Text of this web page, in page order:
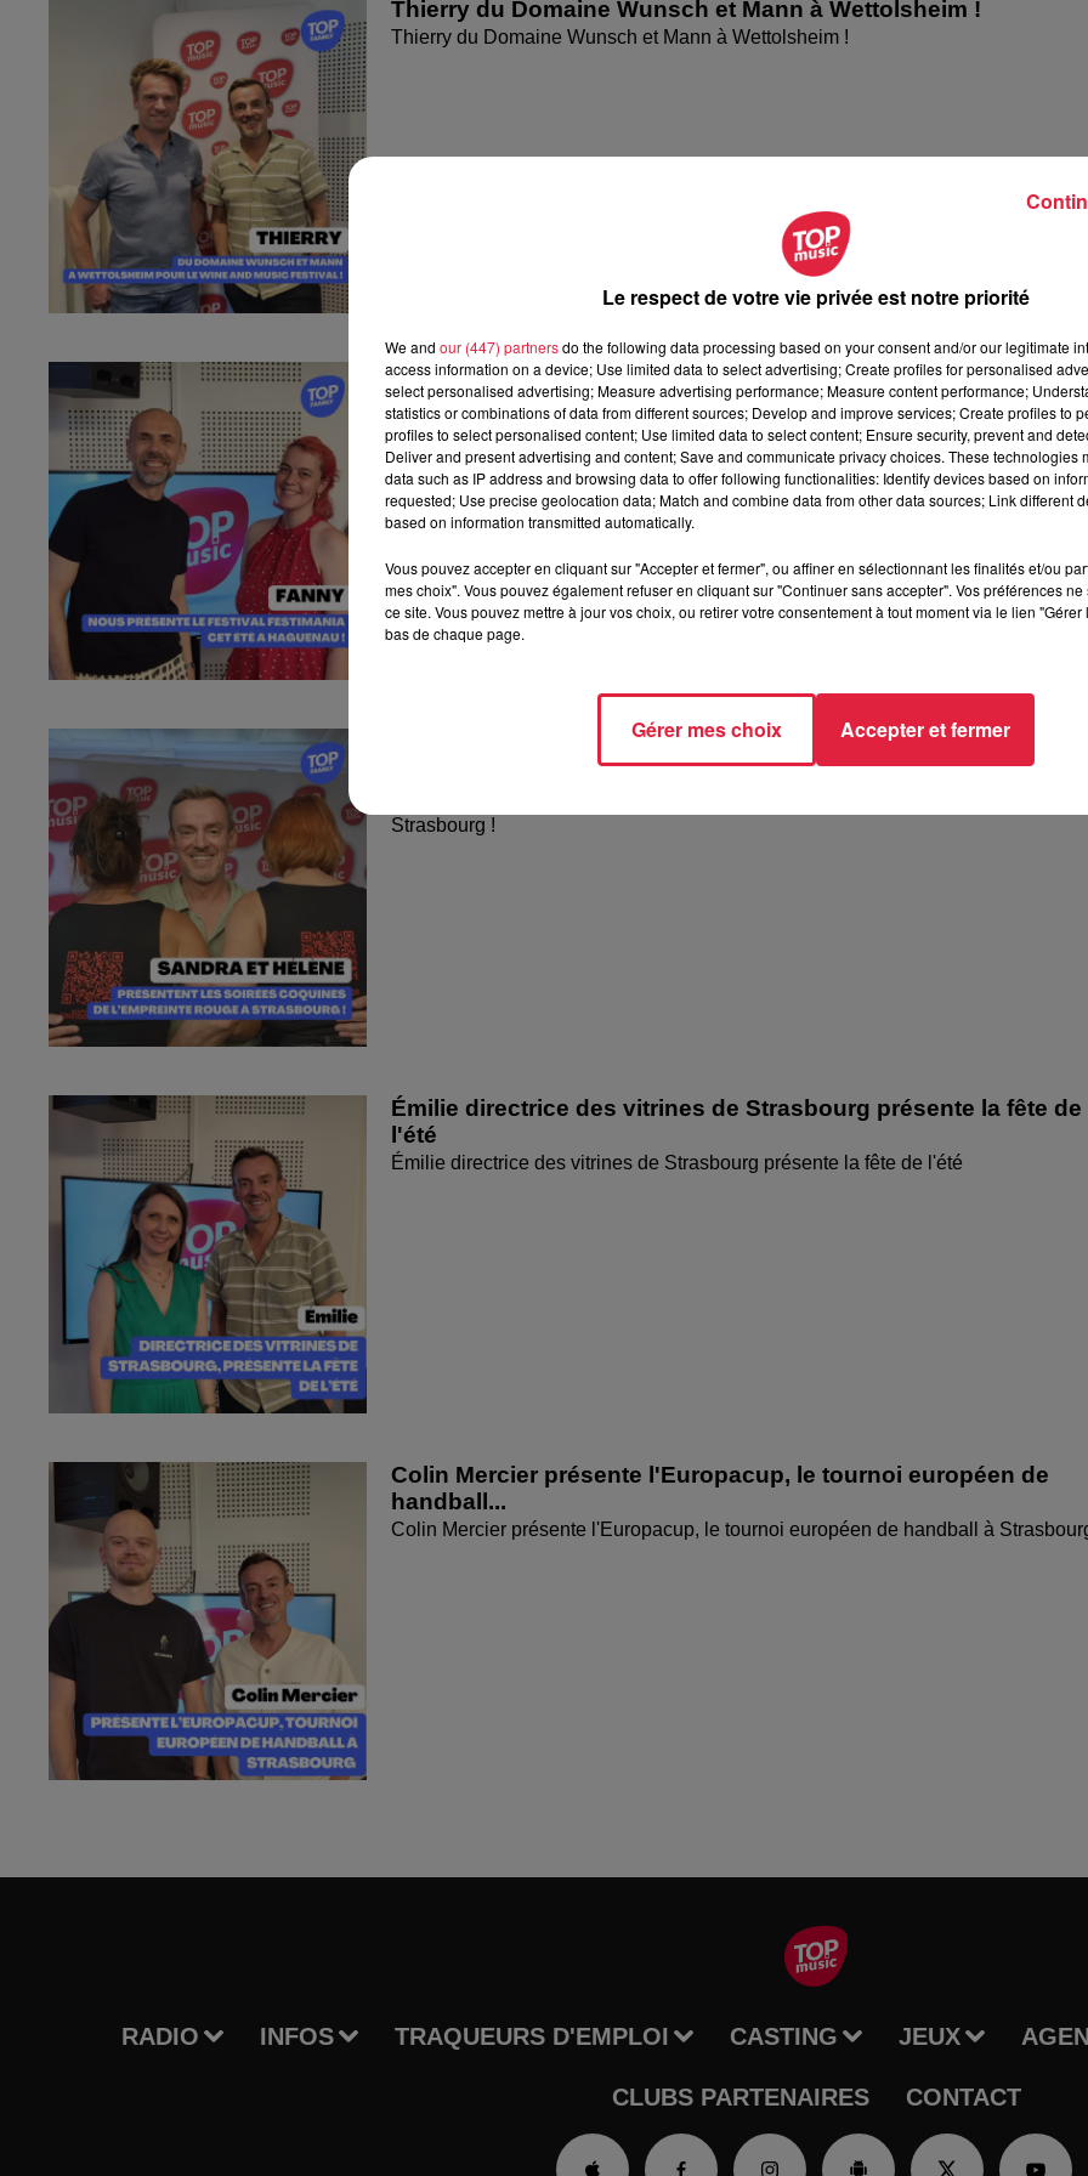
Thierry du Domaine Wunsch et Mann à Wettolsheim !
Thierry du Domaine Wunsch et Mann à Wettolsheim !
Fanny nous présente le festival Festimania !
Fanny nous présente le festival Festimania !
Sandra et Estelle présentent les soirées coquines de
Strasbourg !
Émilie directrice des vitrines de Strasbourg présente la fête de
l'été
Émilie directrice des vitrines de Strasbourg présente la fête de l'été
Colin Mercier présente l'Europacup, le tournoi européen de
handball...
Colin Mercier présente l'Europacup, le tournoi européen de handball à
RADIO INFOS TRAQUEURS D'EMPLOI CASTING JEUX
CLUBS PARTENAIRES CONTACT
Le respect de votre vie privée est notre priorité
We and our (447) partnersdo the following data processing based on your consent and/or our legitimate
access information on a device; Use limited data to select advertising; Create profiles for personalised
select personalised advertising; Measure advertising performance; Measure content performance;
statistics or combinations of data from different sources; Develop and improve services; Create profiles to
profiles to select personalised content; Use limited data to select content; Ensure security, prevent and
Deliver and present advertising and content; Save and communicate privacy choices. These technologies
data such as IP address and browsing data to offer following functionalities: Identify devices based on
requested; Use precise geolocation data; Match and combine data from other data sources; Link different
based on information transmitted automatically.
Vous pouvez accepter en cliquant sur "Accepter et fermer", ou affiner en sélectionnant les finalités et/ou
mes choix". Vous pouvez également refuser en cliquant sur "Continuer sans accepter". Vos préférences
ce site. Vous pouvez mettre à jour vos choix, ou retirer votre consentement à tout moment via le lien
bas de chaque page.
Gérer mes choix Accepter et fermer